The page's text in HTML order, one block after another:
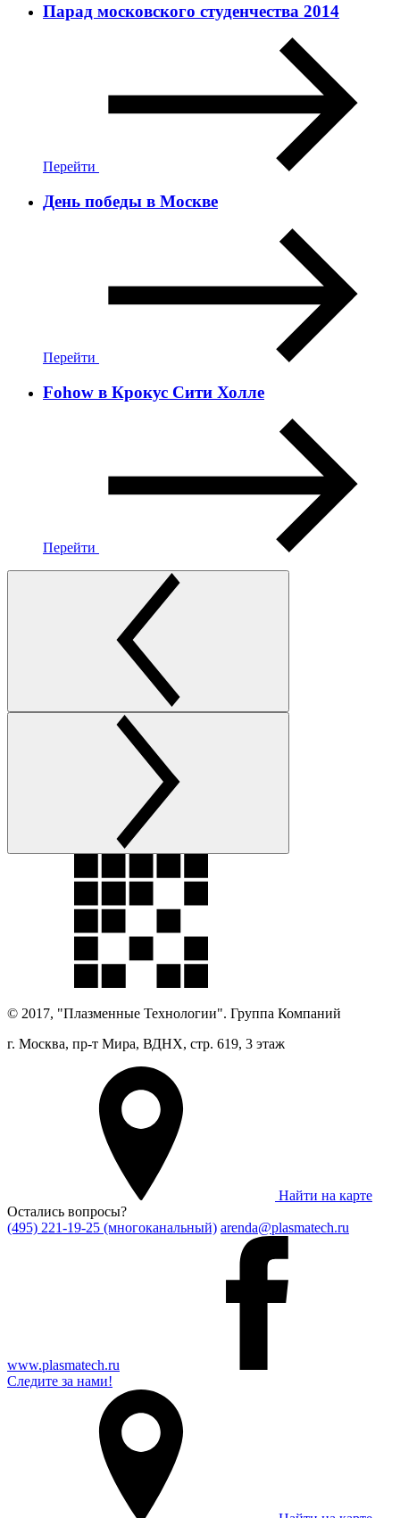
Парад московского студенчества 2014
Перейти
День победы в Москве
Перейти
Fohow в Крокус Сити Холле
Перейти
© 2017, "Плазменные Технологии". Группа Компаний
г. Москва, пр-т Мира, ВДНХ, стр. 619, 3 этаж
Найти на карте
Остались вопросы?
(495) 221-19-25 (многоканальный) arenda@plasmatech.ru
www.plasmatech.ru
Следите за нами!